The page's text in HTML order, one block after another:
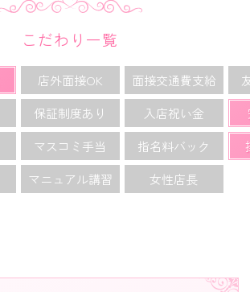
こだわり一覧
店外面接OK 面接交通費支給
保証制度あり 入店祝い金
マスコミ手当 指名料バック
マニュアル講習 女性店長